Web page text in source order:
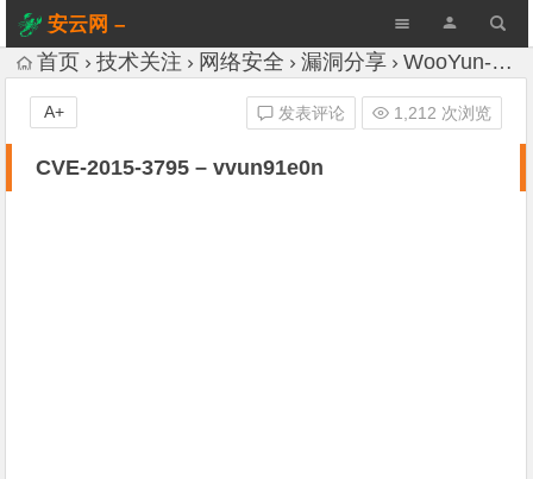
安云网 –
AnYun.ORG
首页 技术关注 网络安全 漏洞分享 WooYun-Drops
CVE-2015-3795 – vvun91e0n
发表评论 1,212 次浏览
A+